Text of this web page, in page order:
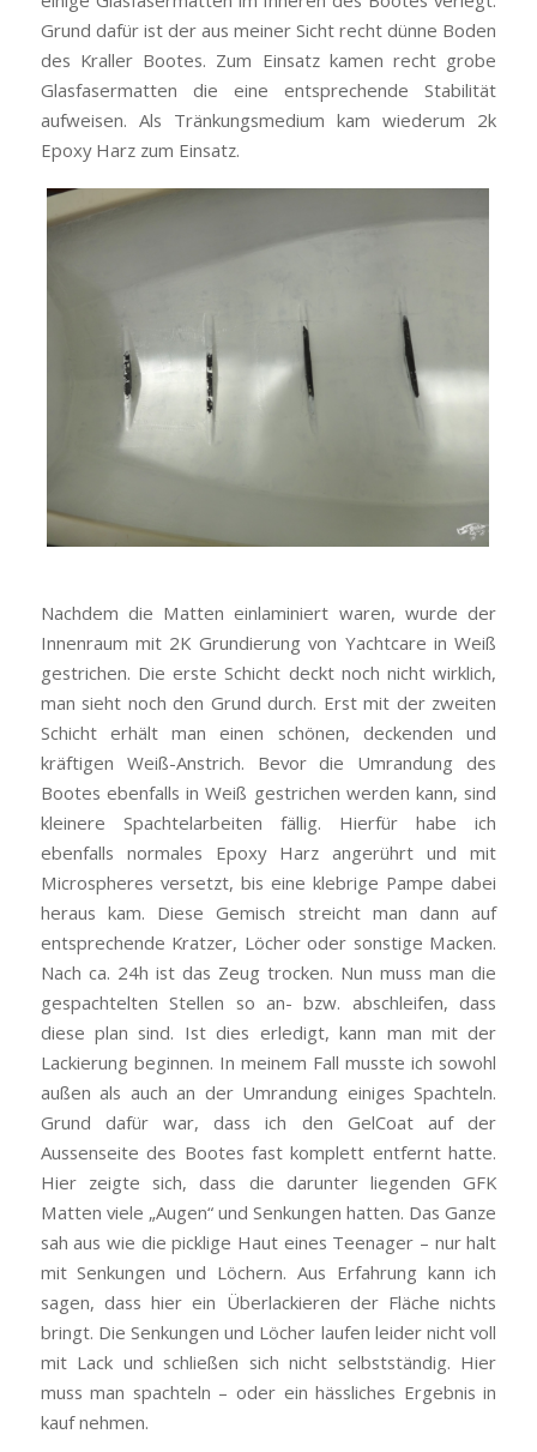
Grund dafür ist der aus meiner Sicht recht dünne Boden
des Kraller Bootes. Zum Einsatz kamen recht grobe
Glasfasermatten die eine entsprechende Stabilität
aufweisen. Als Tränkungsmedium kam wiederum 2k
Epoxy Harz zum Einsatz.
Nachdem die Matten einlaminiert waren, wurde der
Innenraum mit 2K Grundierung von Yachtcare in Weiß
gestrichen. Die erste Schicht deckt noch nicht wirklich,
man sieht noch den Grund durch. Erst mit der zweiten
Schicht erhält man einen schönen, deckenden und
kräftigen Weiß-Anstrich. Bevor die Umrandung des
Bootes ebenfalls in Weiß gestrichen werden kann, sind
kleinere Spachtelarbeiten fällig. Hierfür habe ich
ebenfalls normales Epoxy Harz angerührt und mit
Microspheres versetzt, bis eine klebrige Pampe dabei
heraus kam. Diese Gemisch streicht man dann auf
entsprechende Kratzer, Löcher oder sonstige Macken.
Nach ca. 24h ist das Zeug trocken. Nun muss man die
gespachtelten Stellen so an- bzw. abschleifen, dass
diese plan sind. Ist dies erledigt, kann man mit der
Lackierung beginnen. In meinem Fall musste ich sowohl
außen als auch an der Umrandung einiges Spachteln.
Grund dafür war, dass ich den GelCoat auf der
Aussenseite des Bootes fast komplett entfernt hatte.
Hier zeigte sich, dass die darunter liegenden GFK
Matten viele „Augen“ und Senkungen hatten. Das Ganze
sah aus wie die picklige Haut eines Teenager – nur halt
mit Senkungen und Löchern. Aus Erfahrung kann ich
sagen, dass hier ein Überlackieren der Fläche nichts
bringt. Die Senkungen und Löcher laufen leider nicht voll
mit Lack und schließen sich nicht selbstständig. Hier
muss man spachteln – oder ein hässliches Ergebnis in
kauf nehmen.